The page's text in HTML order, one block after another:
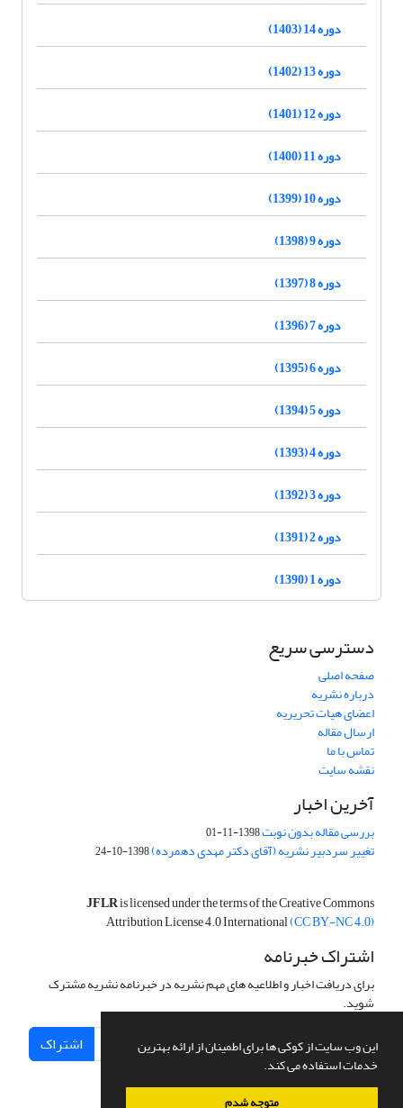
این وب سایت از کوکی ها برای اطمینان از ارائه بهترین
خدمات استفاده می کند.
متوجه شدم
دوره 14 (1403)
دوره 13 (1402)
دوره 12 (1401)
دوره 11 (1400)
دوره 10 (1399)
دوره 9 (1398)
دوره 8 (1397)
دوره 7 (1396)
دوره 6 (1395)
دوره 5 (1394)
دوره 4 (1393)
دوره 3 (1392)
دوره 2 (1391)
دوره 1 (1390)
دسترسی سریع
صفحه اصلی
درباره نشریه
اعضای هیات تحریریه
ارسال مقاله
تماس با ما
نقشه سایت
آخرین اخبار
بررسی مقاله بدون نوبت1398-11-01
تغییر سردبیر نشریه (آقای دکتر مهدی دهمرده)1398-10-24
JFLRis licensed under the terms of the Creative Commons
Attribution License 4.0 International(CC BY-NC 4.0)
اشتراک خبرنامه
برای دریافت اخبار و اطلاعیه های مهم نشریه در خبرنامه نشریه مشترک
شوید.
اشتراک